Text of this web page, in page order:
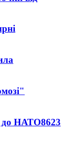
до НАТО8623